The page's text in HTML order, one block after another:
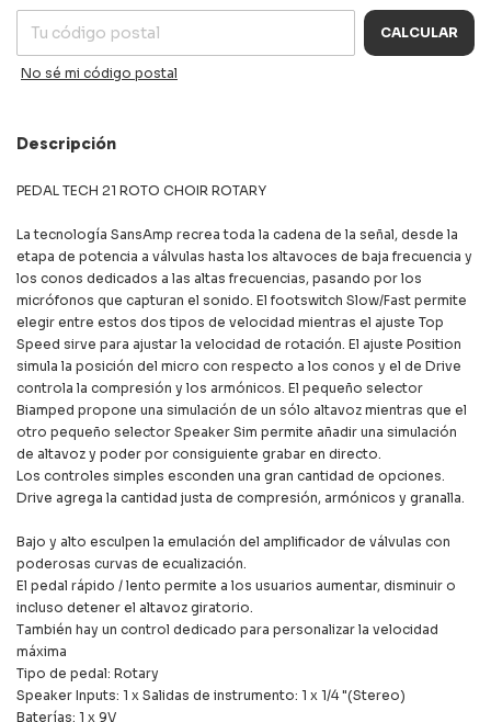
CALCULAR
No sé mi código postal
Descripción
PEDAL TECH 21 ROTO CHOIR ROTARY
La tecnología SansAmp recrea toda la cadena de la señal, desde la
etapa de potencia a válvulas hasta los altavoces de baja frecuencia y
los conos dedicados a las altas frecuencias, pasando por los
micrófonos que capturan el sonido. El footswitch Slow/Fast permite
elegir entre estos dos tipos de velocidad mientras el ajuste Top
Speed sirve para ajustar la velocidad de rotación. El ajuste Position
simula la posición del micro con respecto a los conos y el de Drive
controla la compresión y los armónicos. El pequeño selector
Biamped propone una simulación de un sólo altavoz mientras que el
otro pequeño selector Speaker Sim permite añadir una simulación
de altavoz y poder por consiguiente grabar en directo.
Los controles simples esconden una gran cantidad de opciones.
Drive agrega la cantidad justa de compresión, armónicos y granalla.
Bajo y alto esculpen la emulación del amplificador de válvulas con
poderosas curvas de ecualización.
El pedal rápido / lento permite a los usuarios aumentar, disminuir o
incluso detener el altavoz giratorio.
También hay un control dedicado para personalizar la velocidad
máxima
Tipo de pedal: Rotary
Speaker Inputs: 1 x Salidas de instrumento: 1 x 1/4 "(Stereo)
Baterías: 1 x 9V